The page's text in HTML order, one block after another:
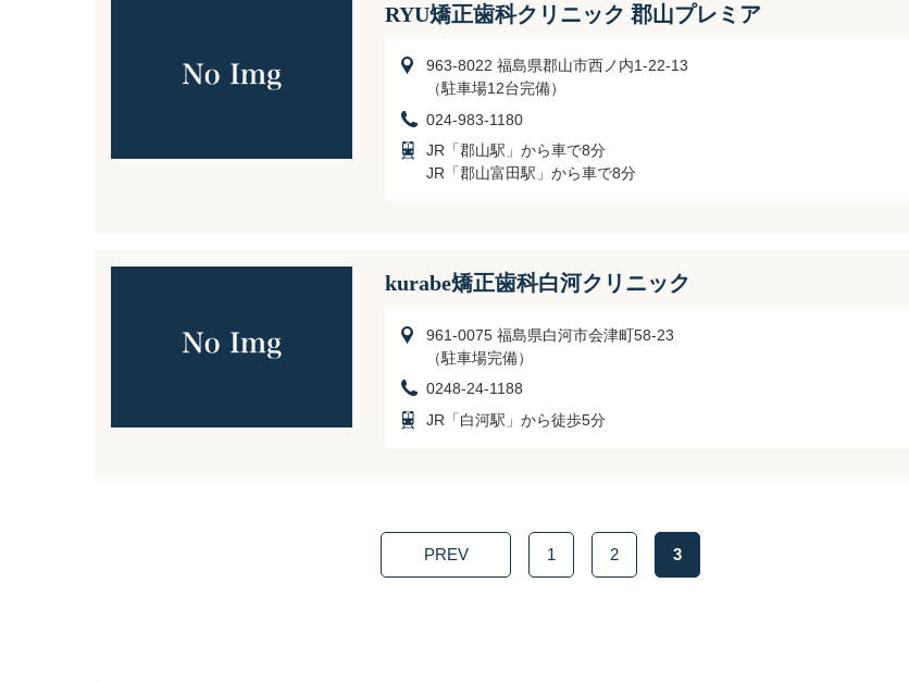
RYU矯正歯科クリニック 郡山プレミア
963-8022 福島県郡山市西ノ内1-22-13
（駐車場12台完備）
024-983-1180
JR「郡山駅」から車で8分
JR「郡山富田駅」から車で8分
kurabe矯正歯科白河クリニック
961-0075 福島県白河市会津町58-23
（駐車場完備）
0248-24-1188
JR「白河駅」から徒歩5分
PREV 1 2 3